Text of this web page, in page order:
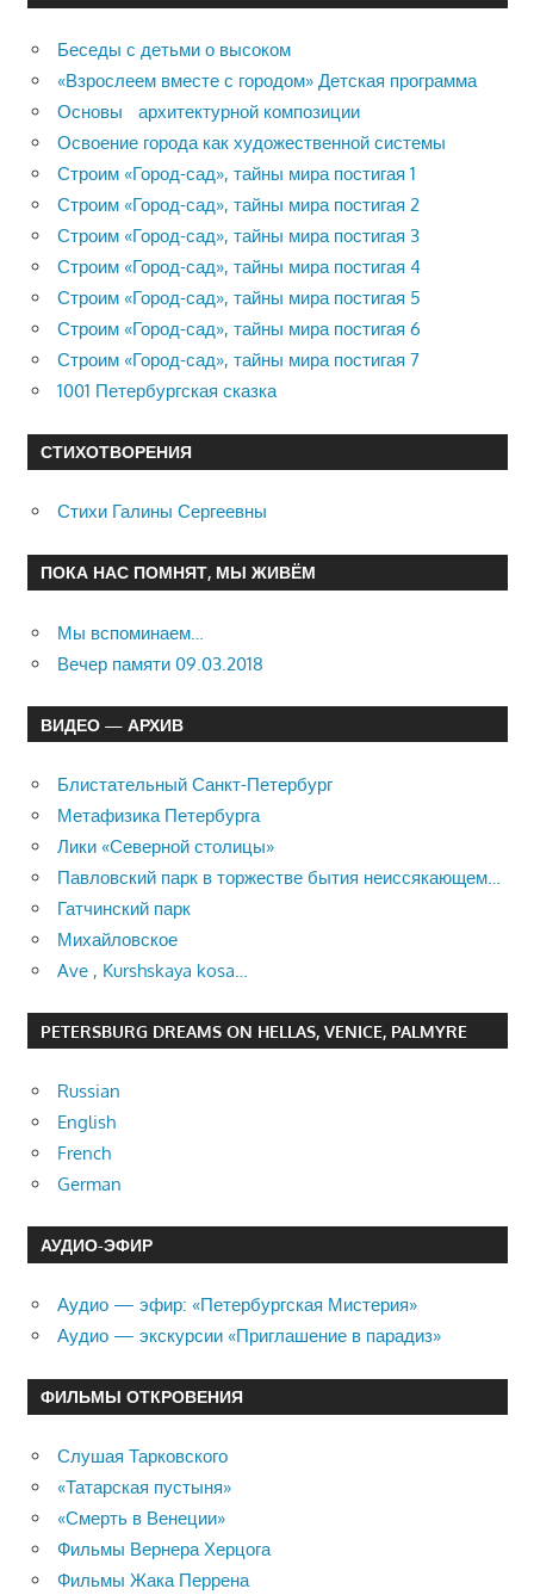
Беседы с детьми о высоком
«Взрослеем вместе с городом» Детская программа
Основы архитектурной композиции
Освоение города как художественной системы
Строим «Город-сад», тайны мира постигая 1
Строим «Город-сад», тайны мира постигая 2
Строим «Город-сад», тайны мира постигая 3
Строим «Город-сад», тайны мира постигая 4
Строим «Город-сад», тайны мира постигая 5
Строим «Город-сад», тайны мира постигая 6
Строим «Город-сад», тайны мира постигая 7
1001 Петербургская сказка
СТИХОТВОРЕНИЯ
Стихи Галины Сергеевны
ПОКА НАС ПОМНЯТ, МЫ ЖИВЁМ
Мы вспоминаем…
Вечер памяти 09.03.2018
ВИДЕО — АРХИВ
Блистательный Санкт-Петербург
Метафизика Петербурга
Лики «Северной столицы»
Павловский парк в торжестве бытия неиссякающем…
Гатчинский парк
Михайловское
Ave , Kurshskaya kosa…
PETERSBURG DREAMS ON HELLAS, VENICE, PALMYRE
Russian
English
French
German
АУДИО-ЭФИР
Аудио — эфир: «Петербургская Мистерия»
Аудио — экскурсии «Приглашение в парадиз»
ФИЛЬМЫ ОТКРОВЕНИЯ
Слушая Тарковского
«Татарская пустыня»
«Смерть в Венеции»
Фильмы Вернера Херцога
Фильмы Жака Перрена